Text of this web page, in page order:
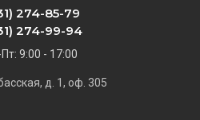
274-85-79
274-99-94
9:00 - 17:00
д. 1, оф. 305